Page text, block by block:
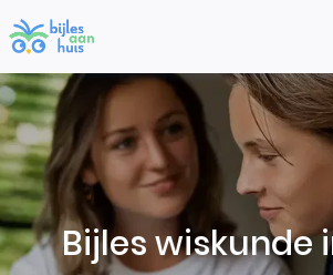
Bijles wiskunde